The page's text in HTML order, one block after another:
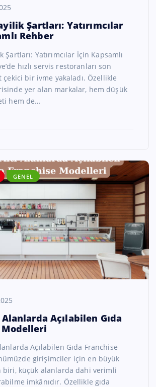
Şartları: Yatırımcılar
Rehber
Şartları: Yatırımcılar İçin Kapsamlı
hızlı servis restoranları son
çekici bir ivme yakaladı. Özellikle
yer alan markalar, hem düşük
hem de…
GENEL
Alanlarda Açılabilen Gıda
Modelleri
Açılabilen Gıda Franchise
girişimciler için en büyük
biri, küçük alanlarda dahi verimli
imkânıdır. Özellikle gıda